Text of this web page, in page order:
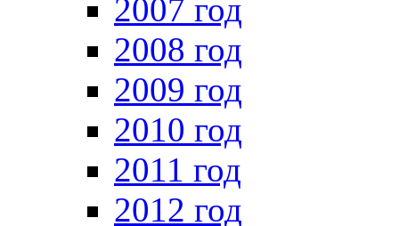
2007 год
2008 год
2009 год
2010 год
2011 год
2012 год